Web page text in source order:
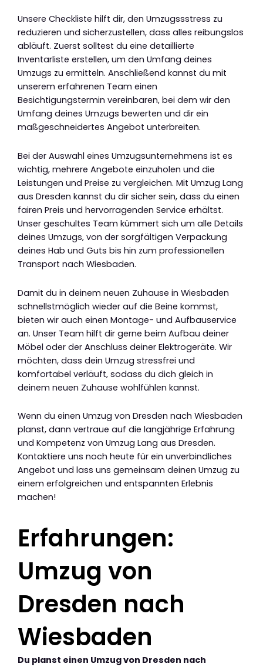
Unsere Checkliste hilft dir, den Umzugssstress zu
reduzieren und sicherzustellen, dass alles reibungslos
abläuft. Zuerst solltest du eine detaillierte
Inventarliste erstellen, um den Umfang deines
Umzugs zu ermitteln. Anschließend kannst du mit
unserem erfahrenen Team einen
Besichtigungstermin vereinbaren, bei dem wir den
Umfang deines Umzugs bewerten und dir ein
maßgeschneidertes Angebot unterbreiten.
Bei der Auswahl eines Umzugsunternehmens ist es
wichtig, mehrere Angebote einzuholen und die
Leistungen und Preise zu vergleichen. Mit Umzug Lang
aus Dresden kannst du dir sicher sein, dass du einen
fairen Preis und hervorragenden Service erhältst.
Unser geschultes Team kümmert sich um alle Details
deines Umzugs, von der sorgfältigen Verpackung
deines Hab und Guts bis hin zum professionellen
Transport nach Wiesbaden.
Damit du in deinem neuen Zuhause in Wiesbaden
schnellstmöglich wieder auf die Beine kommst,
bieten wir auch einen Montage- und Aufbauservice
an. Unser Team hilft dir gerne beim Aufbau deiner
Möbel oder der Anschluss deiner Elektrogeräte. Wir
möchten, dass dein Umzug stressfrei und
komfortabel verläuft, sodass du dich gleich in
deinem neuen Zuhause wohlfühlen kannst.
Wenn du einen Umzug von Dresden nach Wiesbaden
planst, dann vertraue auf die langjährige Erfahrung
und Kompetenz von Umzug Lang aus Dresden.
Kontaktiere uns noch heute für ein unverbindliches
Angebot und lass uns gemeinsam deinen Umzug zu
einem erfolgreichen und entspannten Erlebnis
machen!
Erfahrungen:
Umzug von
Dresden nach
Wiesbaden
Du planst einen Umzug von Dresden nach